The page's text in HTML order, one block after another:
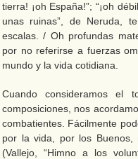
tierra! ¡oh España!”; “¡oh
unas ruinas”, de Neruda,
escalas. / Oh profundas
por no referirse a fuerzas
mundo y la vida cotidiana.
Cuando consideramos
composiciones, nos
combatientes. Fácilmente
por la vida, por los
(Vallejo, “Himno a los